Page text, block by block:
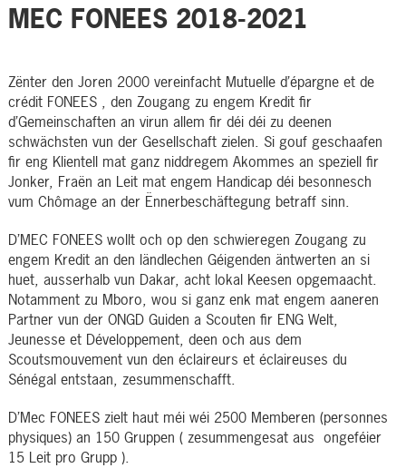
MEC FONEES 2018-2021
Zënter den Joren 2000 vereinfacht Mutuelle d’épargne et de
crédit FONEES , den Zougang zu engem Kredit fir
d’Gemeinschaften an virun allem fir déi déi zu deenen
schwächsten vun der Gesellschaft zielen. Si gouf geschaafen
fir eng Klientell mat ganz niddregem Akommes an speziell fir
Jonker, Fraën an Leit mat engem Handicap déi besonnesch
vum Chômage an der Ënnerbeschäftegung betraff sinn.
D’MEC FONEES wollt och op den schwieregen Zougang zu
engem Kredit an den ländlechen Géigenden äntwerten an si
huet, ausserhalb vun Dakar, acht lokal Keesen opgemaacht.
Notamment zu Mboro, wou si ganz enk mat engem aaneren
Partner vun der ONGD Guiden a Scouten fir ENG Welt,
Jeunesse et Développement, deen och aus dem
Scoutsmouvement vun den éclaireurs et éclaireuses du
Sénégal entstaan, zesummenschafft.
D’Mec FONEES zielt haut méi wéi 2500 Memberen (personnes
physiques) an 150 Gruppen ( zesummengesat aus ongeféier
15 Leit pro Grupp ).